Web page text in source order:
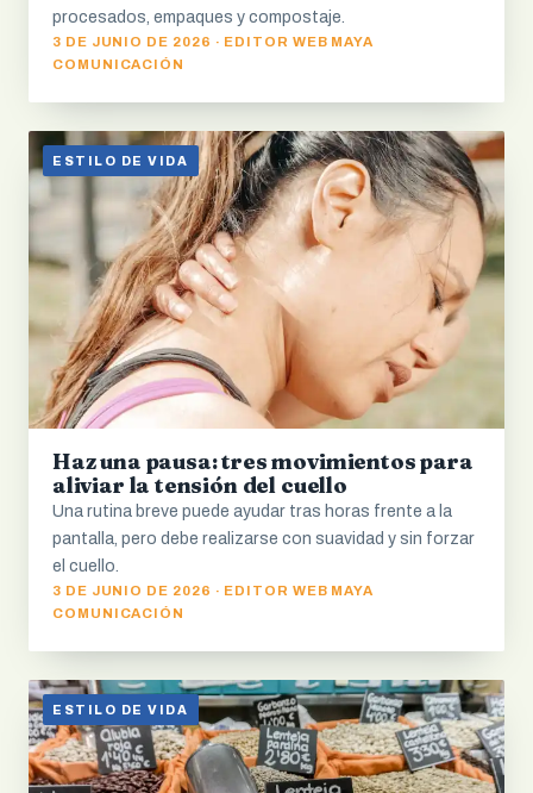
procesados, empaques y compostaje.
3 DE JUNIO DE 2026 · EDITOR WEB MAYA
COMUNICACIÓN
ESTILO DE VIDA
Haz una pausa: tres movimientos para
aliviar la tensión del cuello
Una rutina breve puede ayudar tras horas frente a la
pantalla, pero debe realizarse con suavidad y sin forzar
el cuello.
3 DE JUNIO DE 2026 · EDITOR WEB MAYA
COMUNICACIÓN
ESTILO DE VIDA